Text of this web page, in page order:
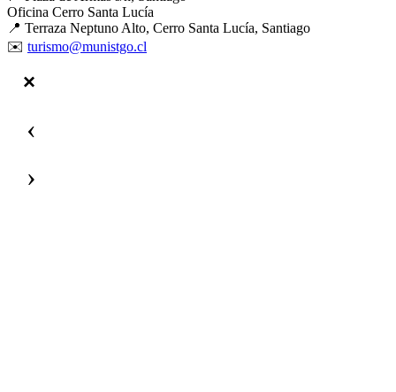
Oficina Cerro Santa Lucía
📍 Terraza Neptuno Alto, Cerro Santa Lucía, Santiago
✉️ turismo@munistgo.cl
‹
›